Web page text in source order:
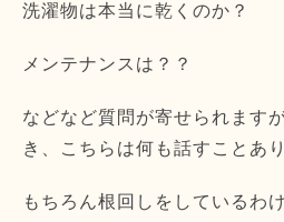
洗濯物は本当に乾くのか？
メンテナンスは？？
などなど質問が寄せられます
き、こちらは何も話すことあ
もちろん根回しをしているわ